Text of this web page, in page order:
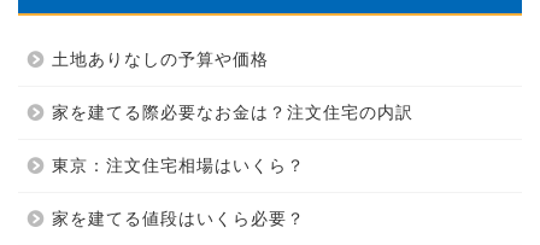
土地ありなしの予算や価格
家を建てる際必要なお金は？注文住宅の内訳
東京：注文住宅相場はいくら？
家を建てる値段はいくら必要？